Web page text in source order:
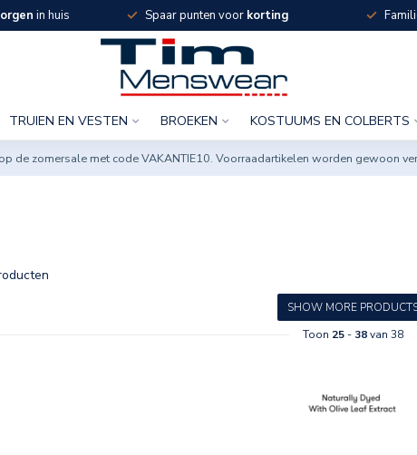
in huis Spaar punten voor korting
TRUIEN EN VESTEN BROEKEN KOSTUUMS EN COLBERTS
de zomersale met code VAKANTIE10. Voorraadartikelen worden gewoon
SHOW MORE
Toon 25- 38van 38